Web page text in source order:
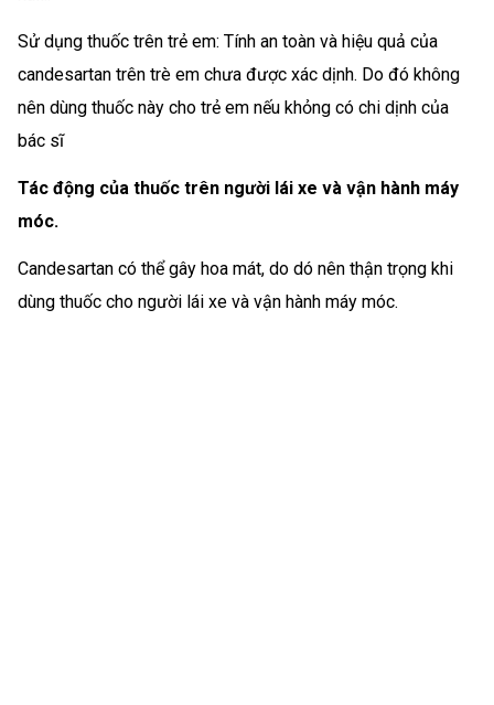
Sử dụng thuốc trên trẻ em: Tính an toàn và hiệu quả của
candesartan trên trè em chưa được xác dịnh. Do đó không
nên dùng thuốc này cho trẻ em nếu khỏng có chi dịnh của
bác sĩ
Tác động của thuốc trên người lái xe và vận hành máy
móc.
Candesartan có thể gây hoa mát, do dó nên thận trọng khi
dùng thuốc cho người lái xe và vận hành máy móc.